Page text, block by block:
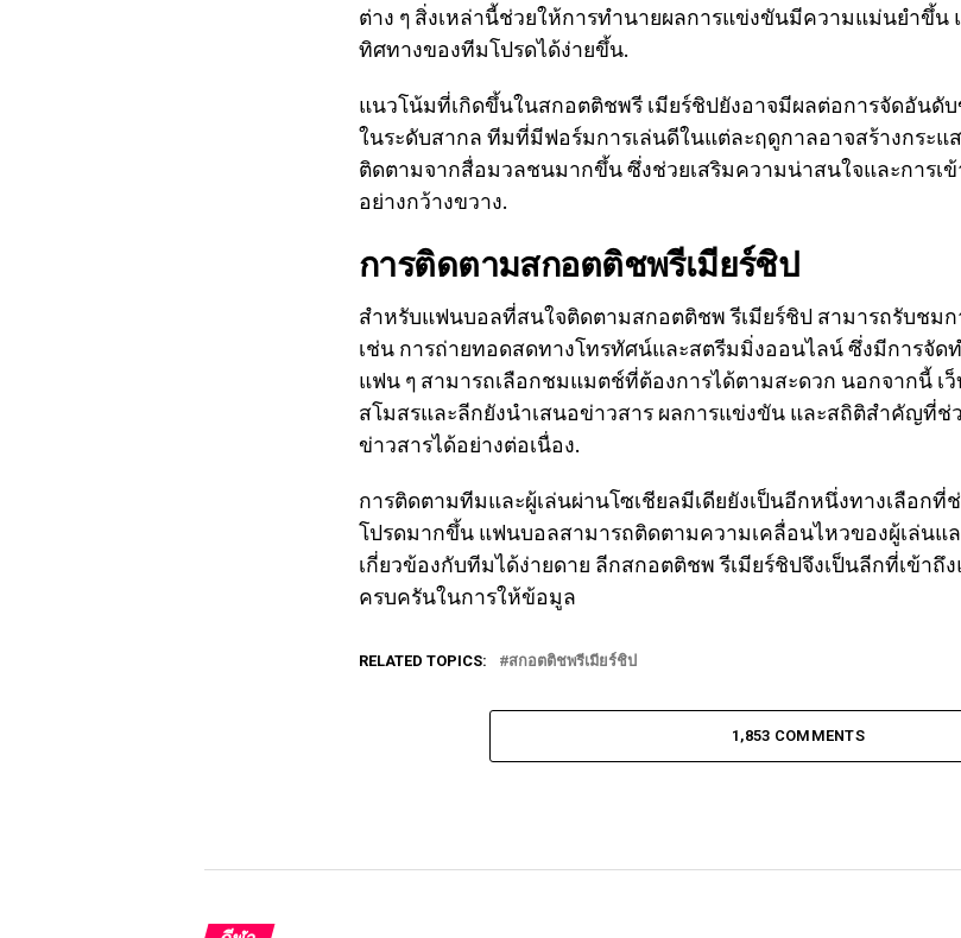
ต่าง ๆ สิ่งเหล่านี้ช่วยให้การทำนายผลการแข่งขันมีความแม่นยำขึ้
ทิศทางของทีมโปรดได้ง่ายขึ้น.
แนวโน้มที่เกิดขึ้นในสกอตติชพรี เมียร์ชิปยังอาจมีผลต่อการจัดอันดั
ในระดับสากล ทีมที่มีฟอร์มการเล่นดีในแต่ละฤดูกาลอาจสร้างกระ
ติดตามจากสื่อมวลชนมากขึ้น ซึ่งช่วยเสริมความน่าสนใจและการเ
อย่างกว้างขวาง.
การติดตามสกอตติชพรีเมียร์ชิป
สำหรับแฟนบอลที่สนใจติดตามสกอตติชพ รีเมียร์ชิป สามารถรับชม
เช่น การถ่ายทอดสดทางโทรทัศน์และสตรีมมิ่งออนไลน์ ซึ่งมีการจัด
แฟน ๆ สามารถเลือกชมแมตช์ที่ต้องการได้ตามสะดวก นอกจากนี้ เ
สโมสรและลีกยังนำเสนอข่าวสาร ผลการแข่งขัน และสถิติสำคัญที่
ข่าวสารได้อย่างต่อเนื่อง.
การติดตามทีมและผู้เล่นผ่านโซเชียลมีเดียยังเป็นอีกหนึ่งทางเลือก
โปรดมากขึ้น แฟนบอลสามารถติดตามความเคลื่อนไหวของผู้เล่นแ
เกี่ยวข้องกับทีมได้ง่ายดาย ลีกสกอตติชพ รีเมียร์ชิปจึงเป็นลีกที่เข้า
ครบครันในการให้ข้อมูล
RELATED TOPICS: สกอตติชพรีเมียร์ชิป
1,853 COMMENTS